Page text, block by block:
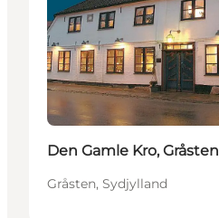
Den Gamle Kro, Gråsten
Gråsten, Sydjylland